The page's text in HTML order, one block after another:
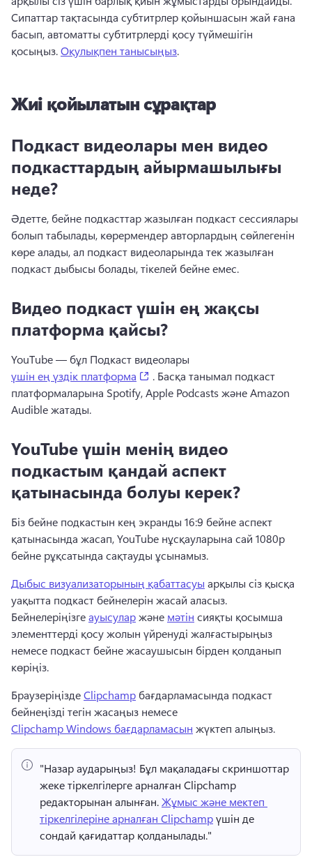
Сипаттар тақтасында субтитрлер қойыншасын жай ғана
басып, автоматты субтитрлерді қосу түймешігін
қосыңыз. Оқулықпен танысыңыз.
Жиі қойылатын сұрақтар
Подкаст видеолары мен видео
подкасттардың айырмашылығы
неде?
Әдетте, бейне подкасттар жазылған подкаст сессиялары
болып табылады, көрермендер авторлардың сөйлегенін
көре алады, ал подкаст видеоларында тек жазылған
подкаст дыбысы болады, тікелей бейне емес.
Видео подкаст үшін ең жақсы
платформа қайсы?
YouTube — бұл Подкаст видеолары
үшін ең үздік платформа
(opens in a new tab)
. Басқа танымал подкаст
платформаларына Spotify, Apple Podcasts және Amazon
Audible жатады.
YouTube үшін менің видео
подкастым қандай аспект
қатынасында болуы керек?
Біз бейне подкастын кең экранды 16:9 бейне аспект
қатынасында жасап, YouTube нұсқауларына сай 1080p
бейне рұқсатында сақтауды ұсынамыз.
Дыбыс визуализаторының қабаттасуы арқылы сіз қысқа
Бейнелеріңізге ауысулар және мәтін сияқты қосымша
элементтерді қосу жолын үйренуді жалғастырыңыз
немесе подкаст бейне жасаушысын бірден қолданып
көріңіз.
Браузеріңізде Clipchamp бағдарламасында подкаст
бейнеңізді тегін жасаңыз немесе
Clipchamp Windows бағдарламасын жүктеп алыңыз.
"Назар аударыңыз! Бұл мақаладағы скриншоттар
жеке тіркелгілерге арналған Clipchamp
редакторынан алынған. Жұмыс және мектеп
тіркелгілеріне арналған Clipchamp үшін де
сондай қағидаттар қолданылады."